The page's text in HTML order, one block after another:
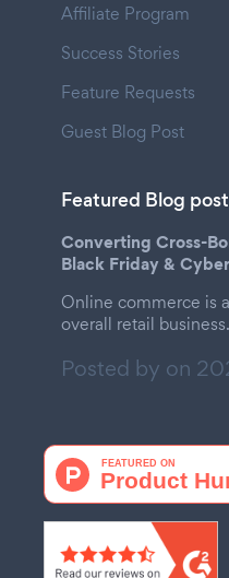
Affiliate Program
Success Stories
Feature Requests
Guest Blog Post
Featured Blog post
Converting Cross-
Black Friday &
Online commerce is
overall retail business.
Posted by on